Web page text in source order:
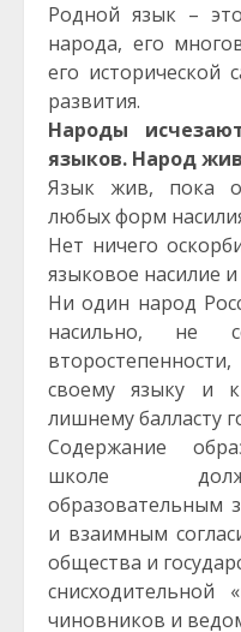
Родной язык –
народа, его
его исторической
развития.
Народы
языков. Народ
Язык жив, пока
любых форм
Нет ничего
языковое насилие
Ни один народ
насильно, не
своему языку и
лишнему балласту
Содержание
школе
образовательным
и взаимным
общества и
снисходительной
чиновников и